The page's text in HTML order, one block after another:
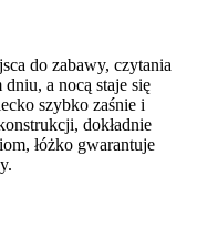
do zabawy, czytania
a nocą staje się
szybko zaśnie i
dokładnie
łóżko gwarantuje